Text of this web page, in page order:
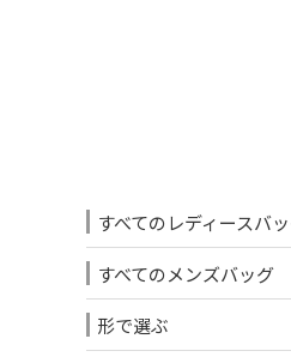
すべてのレディースバ
すべてのメンズバッグ
形で選ぶ